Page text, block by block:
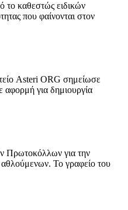
το καθεστώς ειδικών
που φαίνονται στον
Asteri ORG σημείωσε
αφορμή για δημιουργία
Πρωτοκόλλων για την
αθλούμενων. Το γραφείο του